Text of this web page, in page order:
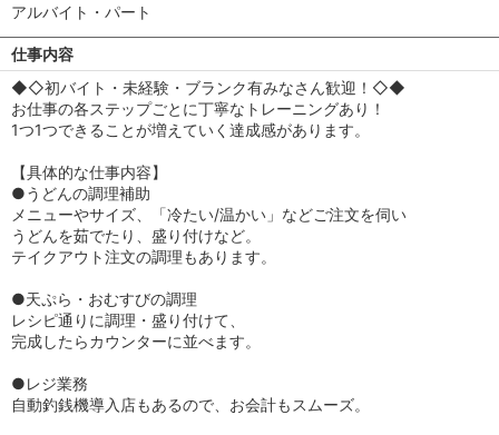
アルバイト・パート
仕事内容
◆◇初バイト・未経験・ブランク有みなさん歓迎！◇◆
お仕事の各ステップごとに丁寧なトレーニングあり！
1つ1つできることが増えていく達成感があります。
【具体的な仕事内容】
●うどんの調理補助
メニューやサイズ、「冷たい/温かい」などご注文を伺い
うどんを茹でたり、盛り付けなど。
テイクアウト注文の調理もあります。
●天ぷら・おむすびの調理
レシピ通りに調理・盛り付けて、
完成したらカウンターに並べます。
●レジ業務
自動釣銭機導入店もあるので、お会計もスムーズ。